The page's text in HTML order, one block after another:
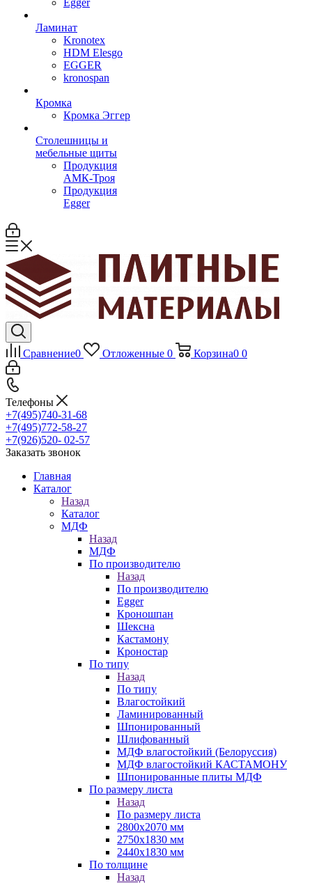
Egger
Ламинат
Kronotex
HDM Elesgo
EGGER
kronospan
Кромка
Кромка Эггер
Столешницы и
мебельные щиты
Продукция
АМК-Троя
Продукция
Egger
Сравнение0 Отложенные 0 Корзина0 0
Телефоны
+7(495)740-31-68
+7(495)772-58-27
+7(926)520- 02-57
Заказать звонок
Главная
Каталог
Назад
Каталог
МДФ
Назад
МДФ
По производителю
Назад
По производителю
Egger
Кроношпан
Шексна
Кастамону
Кроностар
По типу
Назад
По типу
Влагостойкий
Ламинированный
Шпонированный
Шлифованный
МДФ влагостойкий (Белоруссия)
МДФ влагостойкий КАСТАМОНУ
Шпонированные плиты МДФ
По размеру листа
Назад
По размеру листа
2800х2070 мм
2750х1830 мм
2440х1830 мм
По толщине
Назад